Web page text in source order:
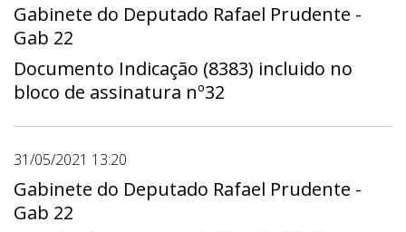
Gabinete do Deputado Rafael Prudente -
Gab 22
Documento Indicação (8383) incluido no
bloco de assinatura nº32
31/05/2021 13:20
Gabinete do Deputado Rafael Prudente -
Gab 22